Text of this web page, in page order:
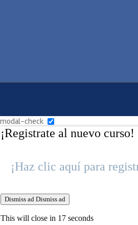
modal-check
¡Registrate al nuevo curso!
¡Haz clic aquí para
Dismiss ad Dismiss ad
This will close in 16 seconds